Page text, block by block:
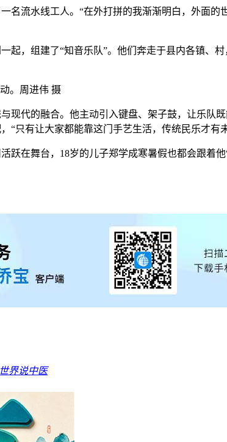
流水线工人。“在外打拼的我渐渐明白，外面的
，组建了“知音乐队”。他们奔走于县内各镇、
。周进伟 摄
代的融合。他主动引入键盘、架子鼓，让乐队
“只有让大家都能靠这门手艺生活，传统民乐才有
在舞台，18岁的儿子郑学成寒暑假也都会跟着
界说中医